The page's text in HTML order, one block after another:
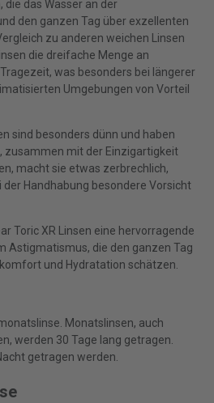
das Wasser an der
den ganzen Tag über exzellenten
zu anderen weichen Linsen
die dreifache Menge an
was besonders bei längerer
Umgebungen von Vorteil
sind besonders dünn und haben
zusammen mit der Einzigartigkeit
macht sie etwas zerbrechlich,
Handhabung besondere Vorsicht
Toric XR Linsen eine hervorragende
Astigmatismus, die den ganzen Tag
und Hydratation schätzen.
Monatslinsen, auch
werden 30 Tage lang getragen.
getragen werden.